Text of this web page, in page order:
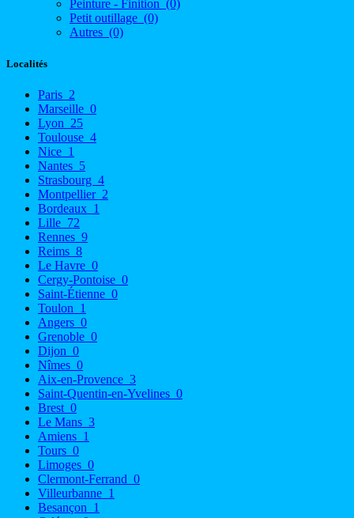
Peinture - Finition (0)
Petit outillage (0)
Autres (0)
Localités
Paris 2
Marseille 0
Lyon 25
Toulouse 4
Nice 1
Nantes 5
Strasbourg 4
Montpellier 2
Bordeaux 1
Lille 72
Rennes 9
Reims 8
Le Havre 0
Cergy-Pontoise 0
Saint-Étienne 0
Toulon 1
Angers 0
Grenoble 0
Dijon 0
Nîmes 0
Aix-en-Provence 3
Saint-Quentin-en-Yvelines 0
Brest 0
Le Mans 3
Amiens 1
Tours 0
Limoges 0
Clermont-Ferrand 0
Villeurbanne 1
Besançon 1